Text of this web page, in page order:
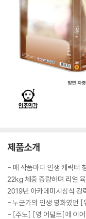
제품소개
- 매 작품마다 인생 캐릭터
22kg 체중 증량하며 리얼
2019년 아카데미시상식 강
- 누군가의 인생 영화였던
- [주노] [영 어덜트]에 이어